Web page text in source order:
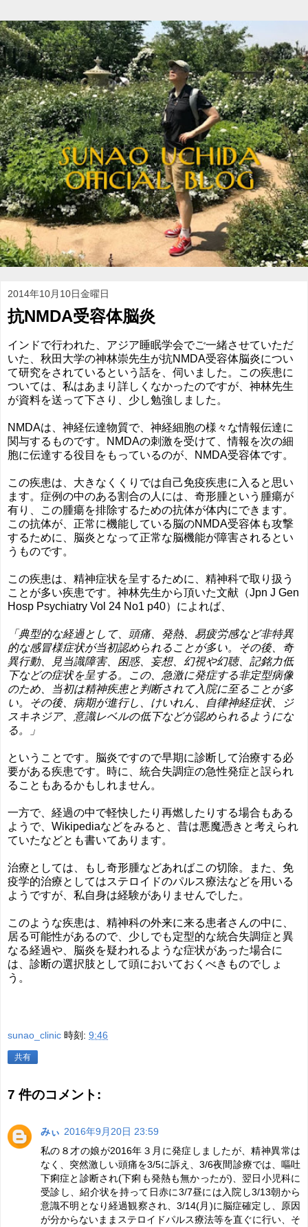
2014年10月10日金曜日
抗NMDA受容体脳炎
インドで行われた、アジア睡眠学会でご一緒させていただ
いた、秋田大学の神林崇先生が抗NMDA受容体脳炎につい
て研究をされているという話を、伺いました。この疾患に
ついては、私はあまり詳しくなかったのですが、神林先生
が資料を送って下さり、少し勉強しました。
NMDAは、神経伝達物質で、神経細胞の様々な情報伝達に
関与するものです。NMDAの刺激を受けて、情報を次の細
胞に伝達する役目をもっているのが、NMDA受容体です。
この疾患は、大きなくくりでは自己免疫疾患に入ると思い
ます。症例の中のある割合の人には、奇形腫という腫瘍が
有り、この腫瘍を排除するための抗体が体内にできます。
この抗体が、正常に機能している脳のNMDA受容体も攻撃
するために、脳炎となって正常な脳機能が障害されるとい
うものです。
この疾患は、精神症状を呈するために、精神科で取り扱う
ことが多い疾患です。神林先生から頂いた文献（Jpn J Gen
Hosp Psychiatry Vol 24 No1 p40）によれば、
「典型的な経過として、頭痛、発熱、易疲労感など非特異
的な感冒様症状が当初認められることが多い。その後、奇
異行動、見当識障害、困惑、妄想、幻視や幻聴、記銘力低
下などの症状を呈する。この、急激に発症する非定型病像
のため、当初は精神疾患と判断されて入院に至ることが多
い。その後、病期が進行し、けいれん、自律神経症状、ジ
スキネジア、意識レベルの低下などが認められるようにな
る。」
ということです。脳炎ですので早期に診断して治療する必
要がある疾患です。時に、統合失調症の急性発症と誤られ
ることもあるかもしれません。
一方で、経過の中で軽快したり再燃したりする場合もある
ようで、Wikipediaなどをみると、昔は悪魔憑きと考えられ
ていたなどとも書いてあります。
治療としては、もし奇形腫などあればこの切除。また、免
疫学的治療としてはステロイドのパルス療法などを用いる
ようですが、私自身は経験がありませんでした。
このような疾患は、精神科の外来に来る患者さんの中に、
居る可能性があるので、少しでも定型的な統合失調症と異
なる経過や、脳炎を疑われるような症状があった場合に
は、診断の選択肢として頭においておくべきものでしょ
う。
sunao_clinic 時刻: 9:46
共有
7 件のコメント:
みぃ 2016年9月20日 23:59
私の８才の娘が2016年３月に発症しましたが、精神異常は
なく、突然激しい頭痛を3/5に訴え、3/6夜間診療では、嘔吐
下痢症と診断され(下痢も発熱も無かったが)、翌日小児科に
受診し、紹介状を持って日赤に3/7昼には入院し3/13朝から
意識不明となり経過観察され、3/14(月)に脳症確定し、原因
が分からないままステロイドパルス療法等を直ぐに行い、そ